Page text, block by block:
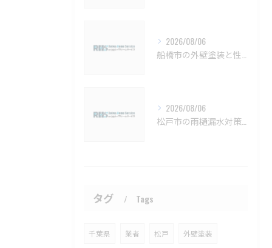
2026/08/06
2026/08/06
タグ Tags
千葉県 業者 松戸 外壁塗装